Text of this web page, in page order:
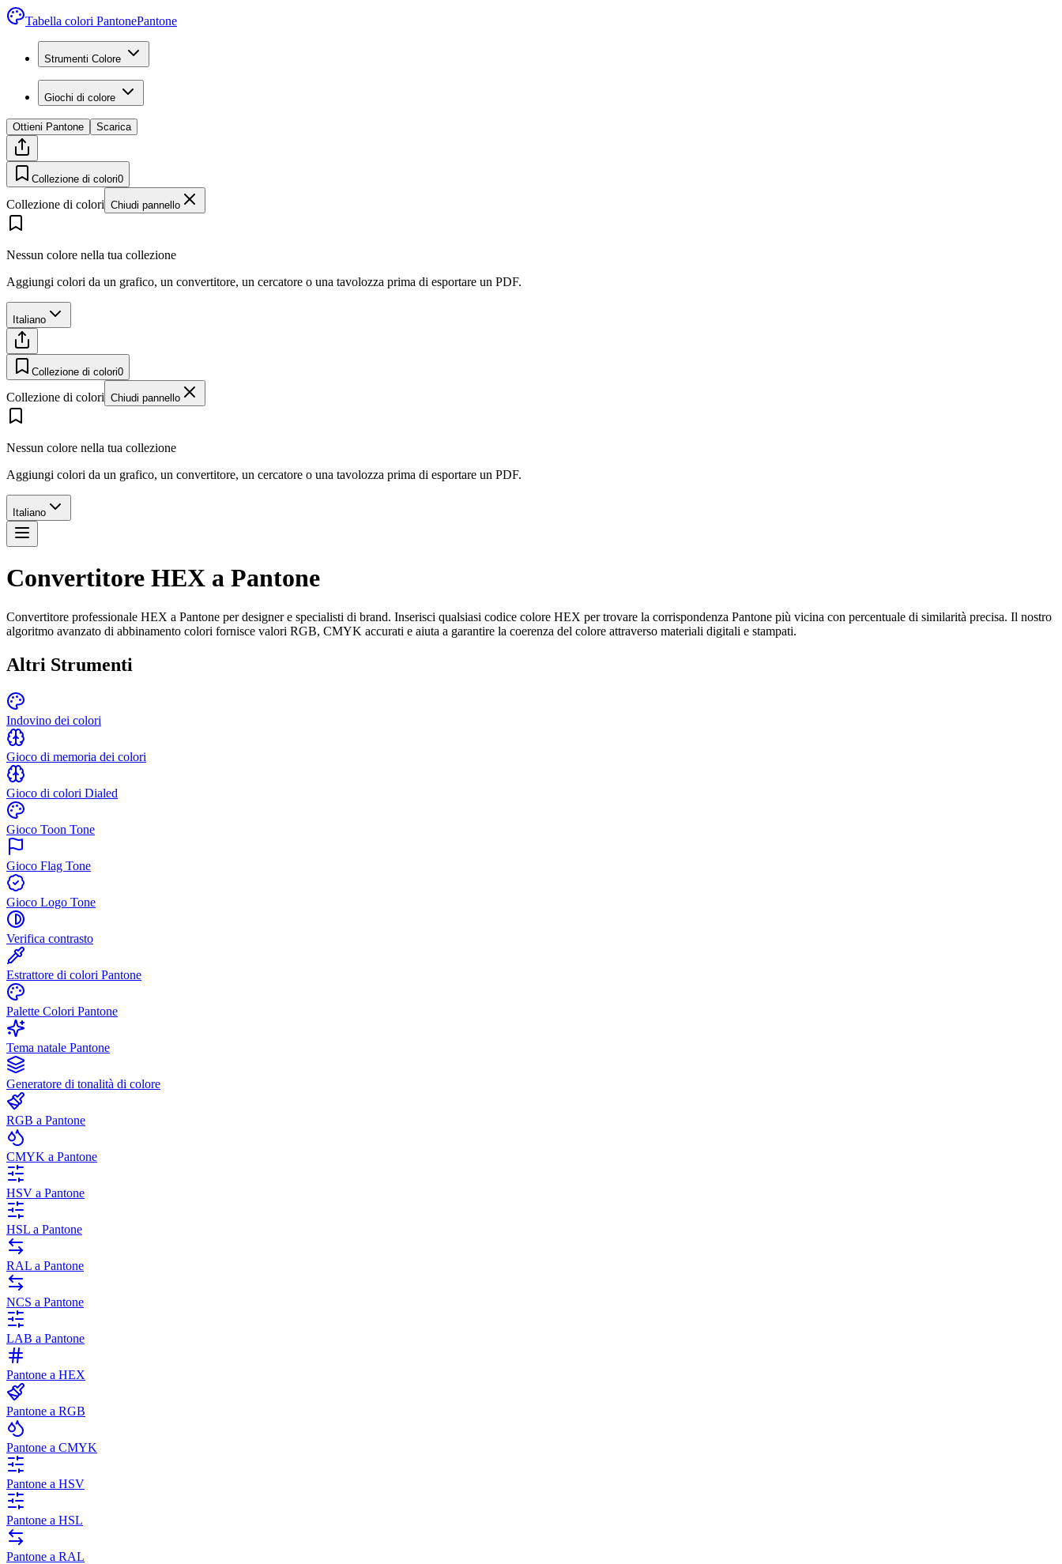
Tabella colori PantonePantone
Strumenti Colore
Giochi di colore
Ottieni Pantone Scarica
Collezione di colori0
Collezione di colori Chiudi pannello
Nessun colore nella tua collezione
Aggiungi colori da un grafico, un convertitore, un cercatore o una tavolozza prima di esportare un PDF.
Italiano
Collezione di colori0
Collezione di colori Chiudi pannello
Nessun colore nella tua collezione
Aggiungi colori da un grafico, un convertitore, un cercatore o una tavolozza prima di esportare un PDF.
Italiano
Convertitore HEX a Pantone
Convertitore professionale HEX a Pantone per designer e specialisti di brand. Inserisci qualsiasi codice colore HEX per trovare la corrispondenza Pantone più vicina con percentuale di similarità precisa. Il nostro
algoritmo avanzato di abbinamento colori fornisce valori RGB, CMYK accurati e aiuta a garantire la coerenza del colore attraverso materiali digitali e stampati.
Altri Strumenti
Indovino dei colori
Gioco di memoria dei colori
Gioco di colori Dialed
Gioco Toon Tone
Gioco Flag Tone
Gioco Logo Tone
Verifica contrasto
Estrattore di colori Pantone
Palette Colori Pantone
Tema natale Pantone
Generatore di tonalità di colore
RGB a Pantone
CMYK a Pantone
HSV a Pantone
HSL a Pantone
RAL a Pantone
NCS a Pantone
LAB a Pantone
Pantone a HEX
Pantone a RGB
Pantone a CMYK
Pantone a HSV
Pantone a HSL
Pantone a RAL